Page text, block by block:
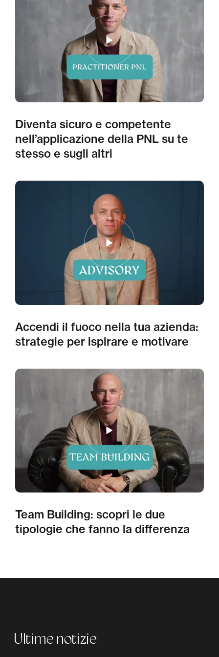
Diventa sicuro e competente
nell’applicazione della PNL su te
stesso e sugli altri
Accendi il fuoco nella tua azienda:
strategie per ispirare e motivare
Team Building: scopri le due
tipologie che fanno la differenza
Ultime notizie